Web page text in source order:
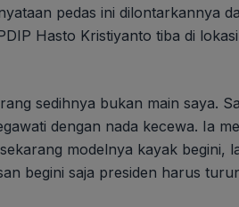
pedas ini dilontarkannya
Hasto Kristiyanto tiba di
sedihnya bukan main saya.
dengan nada kecewa. Ia
modelnya kayak begini,
begini saja presiden harus